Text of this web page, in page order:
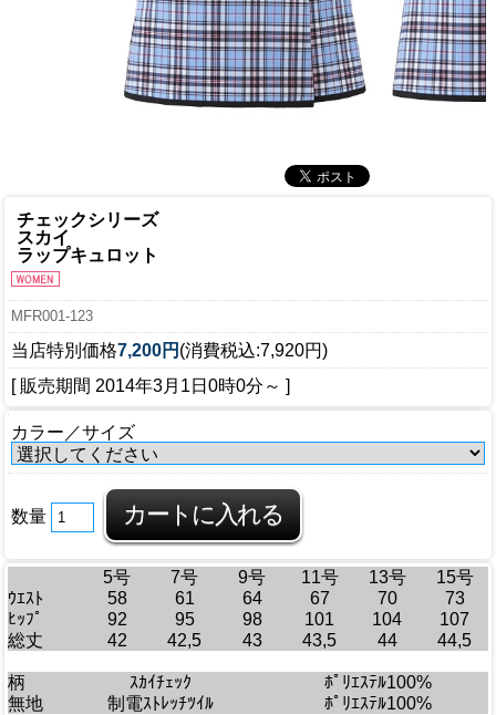
チェックシリーズ
スカイ
ラップキュロット
MFR001-123
当店特別価格7,200円 (消費税込:7,920円)
[ 販売期間 2014年3月1日0時0分 ～ ]
カラー／サイズ
数量
5号 7号 9号 11号 13号
15号
ｳｴｽﾄ
58 61 64 67 70
73
ﾋｯﾌﾟ
92 95 98 101 104
107
総丈
42 42,5 43 43,5 44 44,5
柄 ｽｶｲﾁｪｯｸ
ﾎﾟﾘｴｽﾃﾙ100%
無地
制電ｽﾄﾚｯﾁﾂｲﾙ ﾎﾟﾘｴｽﾃﾙ100%